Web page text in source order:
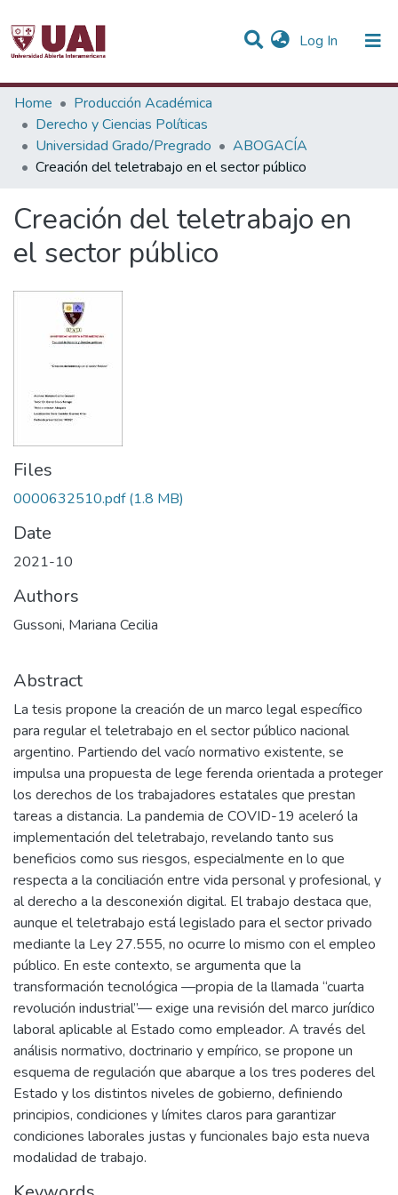
Log In (current)
Statistics
Communities & Collections
All of DSpace
Home
Producción Académica
Derecho y Ciencias Políticas
Universidad Grado/Pregrado
ABOGACÍA
Creación del teletrabajo en el sector público
Creación del teletrabajo en
el sector público
Files
0000632510.pdf (1.8 MB)
Date
2021-10
Authors
Gussoni, Mariana Cecilia
Abstract
La tesis propone la creación de un marco legal específico
para regular el teletrabajo en el sector público nacional
argentino. Partiendo del vacío normativo existente, se
impulsa una propuesta de lege ferenda orientada a proteger
los derechos de los trabajadores estatales que prestan
tareas a distancia. La pandemia de COVID-19 aceleró la
implementación del teletrabajo, revelando tanto sus
beneficios como sus riesgos, especialmente en lo que
respecta a la conciliación entre vida personal y profesional, y
al derecho a la desconexión digital. El trabajo destaca que,
aunque el teletrabajo está legislado para el sector privado
mediante la Ley 27.555, no ocurre lo mismo con el empleo
público. En este contexto, se argumenta que la
transformación tecnológica —propia de la llamada “cuarta
revolución industrial”— exige una revisión del marco jurídico
laboral aplicable al Estado como empleador. A través del
análisis normativo, doctrinario y empírico, se propone un
esquema de regulación que abarque a los tres poderes del
Estado y los distintos niveles de gobierno, definiendo
principios, condiciones y límites claros para garantizar
condiciones laborales justas y funcionales bajo esta nueva
modalidad de trabajo.